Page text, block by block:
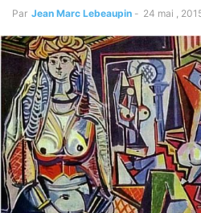
Par Jean Marc Lebeaupin - 24 mai ,